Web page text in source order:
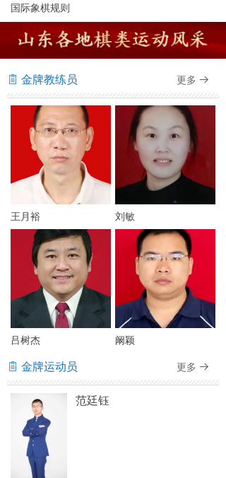
国际象棋规则
ꁩ 金牌教练员 更多 뀠
王月裕 刘敏
吕树杰 阚颖
ꁩ 金牌运动员 更多 뀠
范廷钰